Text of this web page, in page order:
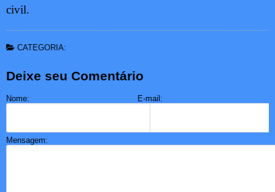
civil.
CATEGORIA:
Deixe seu Comentário
Nome: E-mail:
Mensagem: